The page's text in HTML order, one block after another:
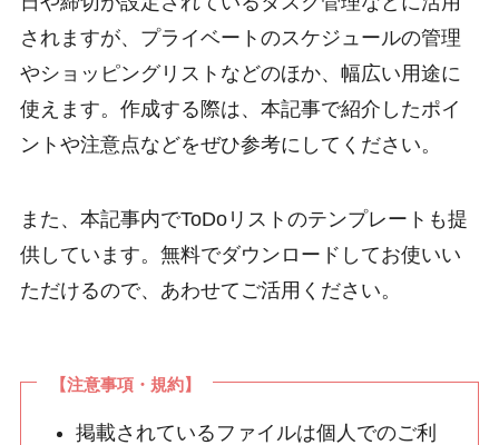
されますが、プライベートのスケジュールの管理
やショッピングリストなどのほか、幅広い用途に
使えます。作成する際は、本記事で紹介したポイ
ントや注意点などをぜひ参考にしてください。
また、本記事内でToDoリストのテンプレートも提
供しています。無料でダウンロードしてお使いい
ただけるので、あわせてご活用ください。
【注意事項・規約】
掲載されているファイルは個人でのご利